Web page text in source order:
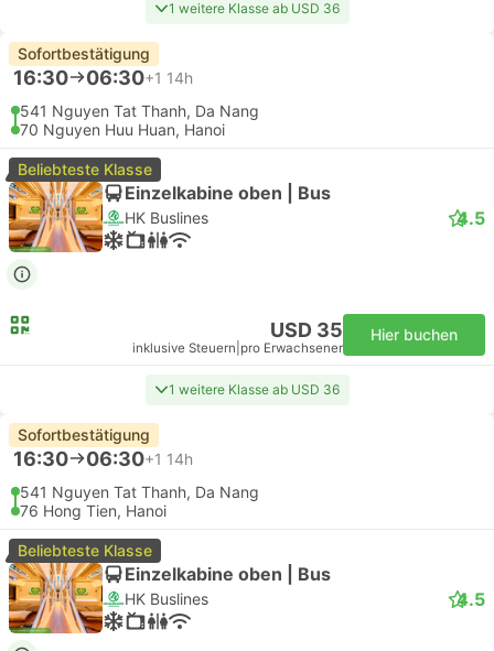
1 weitere Klasse ab USD 36
Sofortbestätigung
16:30 06:30+1 14h
541 Nguyen Tat Thanh, Da Nang
70 Nguyen Huu Huan, Hanoi
Beliebteste Klasse
Einzelkabine oben | Bus
HK Buslines 4.5
USD 35
inklusive Steuern pro Erwachsener
Hier buchen
1 weitere Klasse ab USD 36
Sofortbestätigung
16:30 06:30+1 14h
541 Nguyen Tat Thanh, Da Nang
76 Hong Tien, Hanoi
Beliebteste Klasse
Einzelkabine oben | Bus
HK Buslines 4.5